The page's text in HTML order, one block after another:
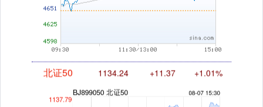
北证50 1134.24 +11.37 +1.01%